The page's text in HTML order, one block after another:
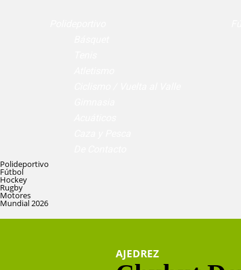
Polideportivo
Fútbol
Hockey
Rugby
Motores
Mundial 2026
AJEDREZ